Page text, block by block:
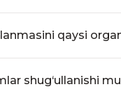
internet
Respublikasi
bo‘ladigan
chora-tadbirlari
qaysi
taomillari
shug‘ullanishi